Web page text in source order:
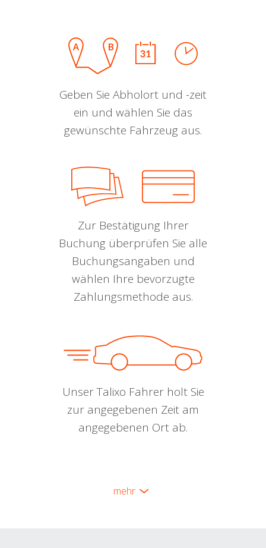
Geben Sie Abholort und -zeit
ein und wählen Sie das
gewünschte Fahrzeug aus.
Zur Bestätigung Ihrer
Buchung überprüfen Sie alle
Buchungsangaben und
wählen Ihre bevorzugte
Zahlungsmethode aus.
Unser Talixo Fahrer holt Sie
zur angegebenen Zeit am
angegebenen Ort ab.
mehr